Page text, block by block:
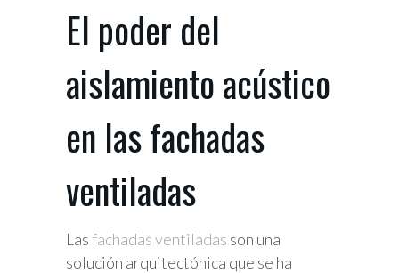
El poder del
aislamiento acústico
en las fachadas
ventiladas
Lasfachadas ventiladas son una
solución arquitectónica que se ha